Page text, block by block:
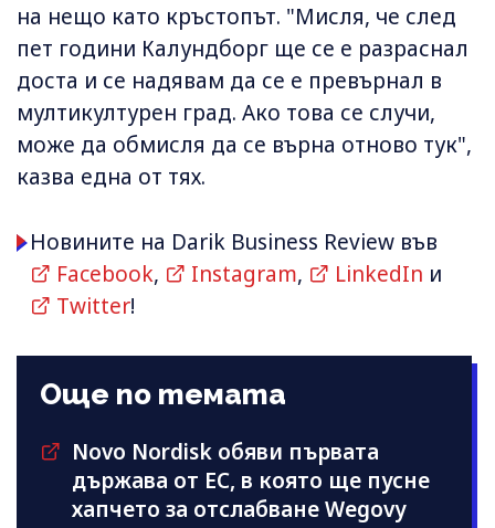
на нещо като кръстопът. "Мисля, че след
пет години Калундборг ще се е разраснал
доста и се надявам да се е превърнал в
мултикултурен град. Ако това се случи,
може да обмисля да се върна отново тук",
казва една от тях.
Новините на Darik Business Review във
Facebook, Instagram, LinkedIn и
Twitter!
Още по темата
Novo Nordisk обяви първата
държава от ЕС, в която ще пусне
хапчето за отслабване Wegovy